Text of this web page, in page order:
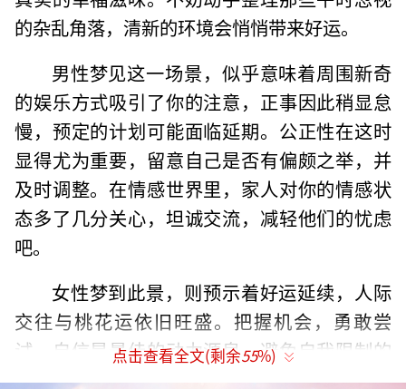
的杂乱角落，清新的环境会悄悄带来好运。
男性梦见这一场景，似乎意味着周围新奇
的娱乐方式吸引了你的注意，正事因此稍显怠
慢，预定的计划可能面临延期。公正性在这时
显得尤为重要，留意自己是否有偏颇之举，并
及时调整。在情感世界里，家人对你的情感状
态多了几分关心，坦诚交流，减轻他们的忧虑
吧。
女性梦到此景，则预示着好运延续，人际
交往与桃花运依旧旺盛。把握机会，勇敢尝
试，自信是最佳的动力源泉。避免自我限制的
消极想法，你的自我肯定将是成功的关键因
点击查看全文(剩余55%)